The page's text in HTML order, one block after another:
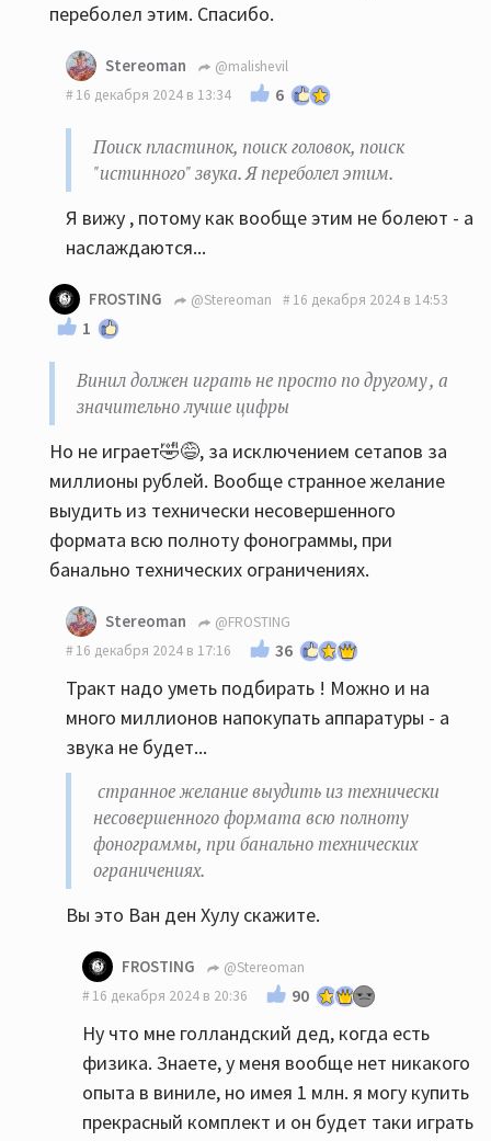
переболел этим. Спасибо.
Stereoman
@malishevil
16 декабря 2024 в 13:34
6
Поиск пластинок, поиск головок, поиск
"истинного" звука. Я переболел этим.
Я вижу , потому как вообще этим не болеют - а
наслаждаются...
FROSTING @Stereoman 16 декабря 2024 в 14:53
1
Винил должен играть не просто по другому , а
значительно лучше цифры
Но не играет🤣😅, за исключением сетапов за
миллионы рублей. Вообще странное желание
выудить из технически несовершенного
формата всю полноту фонограммы, при
банально технических ограничениях.
Stereoman
@FROSTING
16 декабря 2024 в 17:16
36
Тракт надо уметь подбирать ! Можно и на
много миллионов напокупать аппаратуры - а
звука не будет...
странное желание выудить из технически
несовершенного формата всю полноту
фонограммы, при банально технических
ограничениях.
Вы это Ван ден Хулу скажите.
FROSTING
@Stereoman
16 декабря 2024 в 20:36
90
Ну что мне голландский дед, когда есть
физика. Знаете, у меня вообще нет никакого
опыта в виниле, но имея 1 млн. я могу купить
прекрасный комплект и он будет таки играть